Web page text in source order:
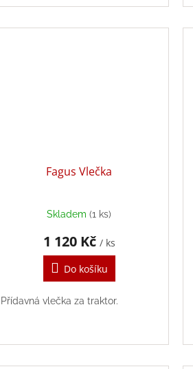
Fagus Vlečka
Skladem(1 ks)
1 120 Kč / ks
Do košíku
Přídavná vlečka za traktor.